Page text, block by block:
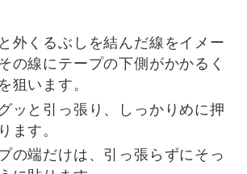
外くるぶしを結んだ線をイメー
の線にテープの下側がかかるく
狙います。
ッと引っ張り、しっかりめに押
ます。
の端だけは、引っ張らずにそっ